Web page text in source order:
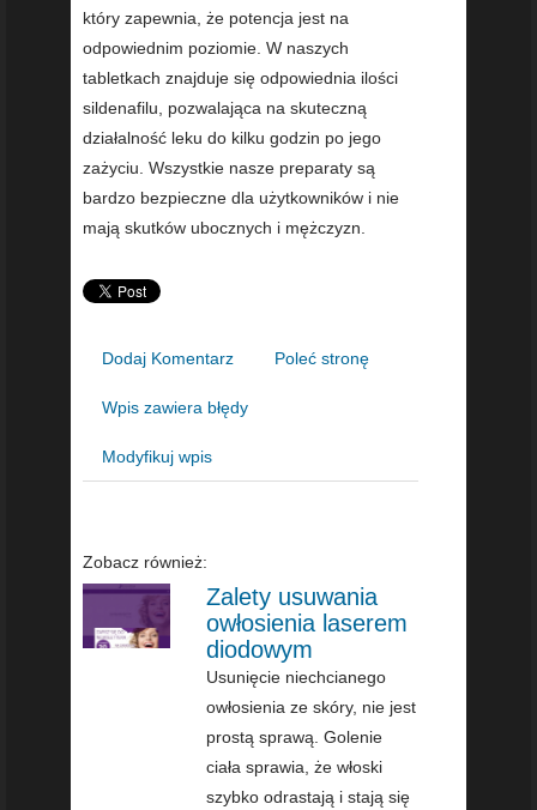
który zapewnia, że potencja jest na
odpowiednim poziomie. W naszych
tabletkach znajduje się odpowiednia ilości
sildenafilu, pozwalająca na skuteczną
działalność leku do kilku godzin po jego
zażyciu. Wszystkie nasze preparaty są
bardzo bezpieczne dla użytkowników i nie
mają skutków ubocznych i mężczyzn.
Dodaj Komentarz Poleć stronę
Wpis zawiera błędy
Modyfikuj wpis
Zobacz również:
Zalety usuwania
owłosienia laserem
diodowym
Usunięcie niechcianego
owłosienia ze skóry, nie jest
prostą sprawą. Golenie
ciała sprawia, że włoski
szybko odrastają i stają się